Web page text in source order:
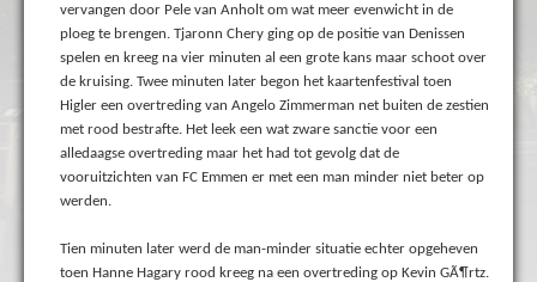
vervangen door Pele van Anholt om wat meer evenwicht in de
ploeg te brengen. Tjaronn Chery ging op de positie van Denissen
spelen en kreeg na vier minuten al een grote kans maar schoot over
de kruising. Twee minuten later begon het kaartenfestival toen
Higler een overtreding van Angelo Zimmerman net buiten de zestien
met rood bestrafte. Het leek een wat zware sanctie voor een
alledaagse overtreding maar het had tot gevolg dat de
vooruitzichten van FC Emmen er met een man minder niet beter op
werden.
Tien minuten later werd de man-minder situatie echter opgeheven
toen Hanne Hagary rood kreeg na een overtreding op Kevin GÃ¶rtz.